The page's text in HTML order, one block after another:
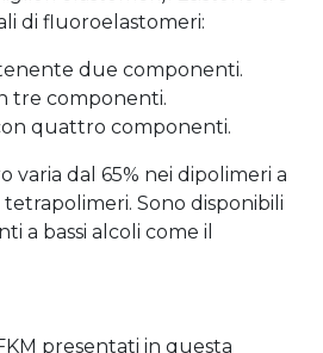
di fluoroelastomeri:
due componenti.
tre componenti.
quattro componenti.
dal 65% nei dipolimeri a
Sono disponibili
a bassi alcoli come il
presentati in questa